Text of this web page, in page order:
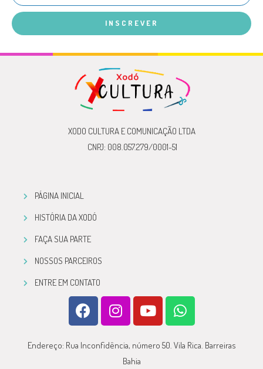
INSCREVER
XODO CULTURA E COMUNICAÇÃO LTDA
CNPJ: 008.057.279/0001-51
PÁGINA INICIAL
HISTÓRIA DA XODÓ
FAÇA SUA PARTE
NOSSOS PARCEIROS
ENTRE EM CONTATO
Endereço: Rua Inconfidência, número 50. Vila Rica. Barreiras
Bahia